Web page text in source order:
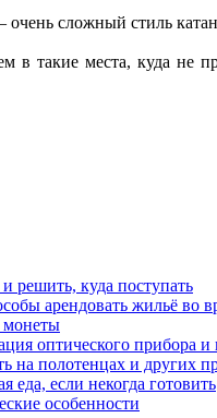
сложный стиль
в такие места, куда не
решить, куда поступать
арендовать жильё во
монеты
оптического прибора
на полотенцах и других
еда, если некогда готовить
особенности